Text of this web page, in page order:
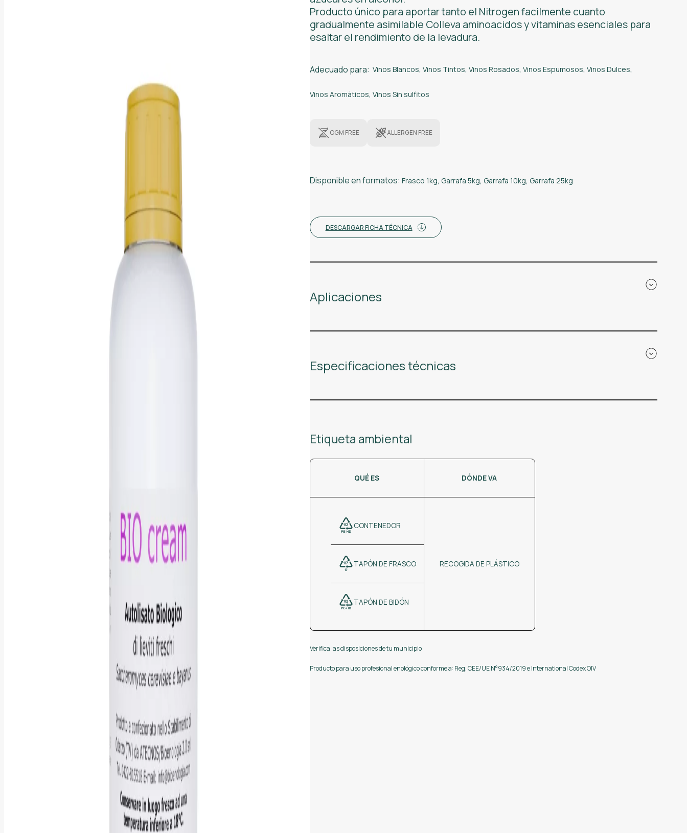
Producto único para aportar tanto el Nitrogen facilmente cuanto
gradualmente asimilable Colleva aminoacidos y vitaminas esenciales para
esaltar el rendimiento de la levadura.
Adecuado para: Vinos Blancos, Vinos Tintos, Vinos Rosados, Vinos Espumosos, Vinos Dulces,
Vinos Aromáticos, Vinos Sin sulfitos
OGM FREE ALLERGEN FREE
Disponible en formatos: Frasco 1kg, Garrafa 5kg, Garrafa 10kg, Garrafa 25kg
DESCARGAR FICHA TÉCNICA
Aplicaciones
Especificaciones técnicas
Etiqueta ambiental
QUÉ ES DÓNDE VA
CONTENEDOR
TAPÓN DE FRASCO
TAPÓN DE BIDÓN
RECOGIDA DE PLÁSTICO
Verifica las disposiciones de tu municipio
Producto para uso profesional enológico conforme a: Reg. CEE/UE N°934/2019 e International Codex OIV